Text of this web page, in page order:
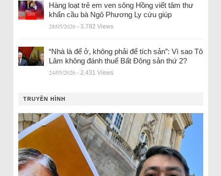
Hàng loạt trẻ em ven sông Hồng viết tâm thư
khẩn cầu bà Ngô Phương Ly cứu giúp
28/05/2026 - 3.782 Views
“Nhà là để ở, không phải để tích sản”: Vì sao Tô
Lâm không đánh thuế Bất Động sản thứ 2?
24/05/2026 - 2.431 Views
TRUYỀN HÌNH